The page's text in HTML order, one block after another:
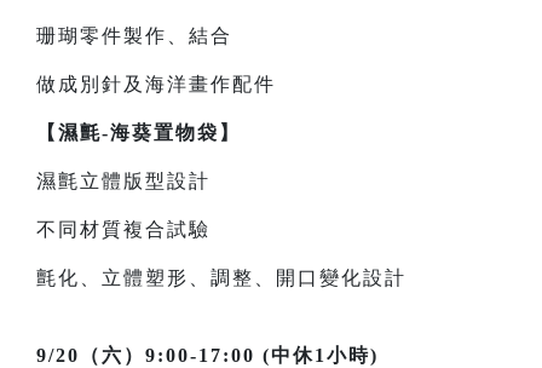
珊瑚零件製作、結合
做成別針及海洋畫作配件
【濕氈-海葵置物袋】
濕氈立體版型設計
不同材質複合試驗
氈化、立體塑形、調整、開口變化設計
9/20（六）9:00-17:00 (中休1小時)